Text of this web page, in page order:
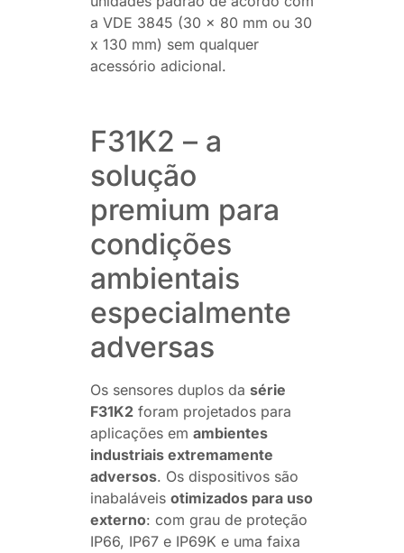
a VDE 3845 (30 x 80 mm ou 30
x 130 mm) sem qualquer
acessório adicional.
F31K2 – a
solução
premium para
condições
ambientais
especialmente
adversas
Os sensores duplos da série
F31K2 foram projetados para
aplicações em ambientes
industriais extremamente
adversos. Os dispositivos são
inabaláveis otimizados para uso
externo: com grau de proteção
IP66, IP67 e IP69K e uma faixa